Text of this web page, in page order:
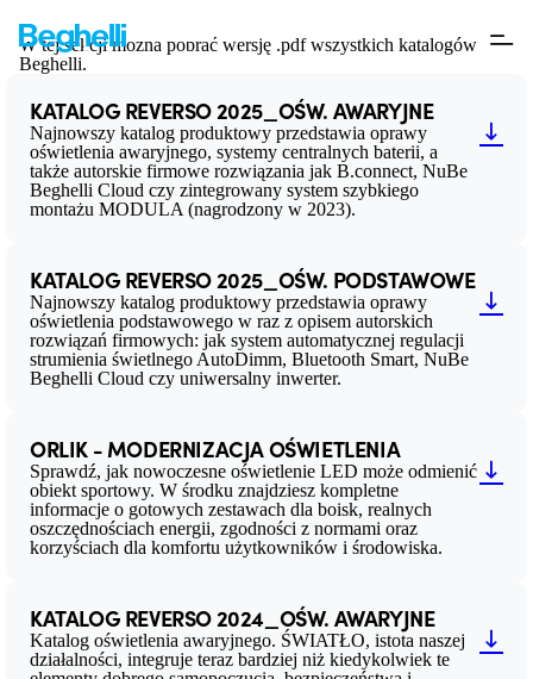
Do pobrania
W tej sekcji można pobrać wersję .pdf wszystkich katalogów
Beghelli.
KATALOG REVERSO 2025_OŚW. AWARYJNE
Najnowszy katalog produktowy przedstawia oprawy
oświetlenia awaryjnego, systemy centralnych baterii, a
także autorskie firmowe rozwiązania jak B.connect, NuBe
Beghelli Cloud czy zintegrowany system szybkiego
montażu MODULA (nagrodzony w 2023).
KATALOG REVERSO 2025_OŚW. PODSTAWOWE
Najnowszy katalog produktowy przedstawia oprawy
oświetlenia podstawowego w raz z opisem autorskich
rozwiązań firmowych: jak system automatycznej regulacji
strumienia świetlnego AutoDimm, Bluetooth Smart, NuBe
Beghelli Cloud czy uniwersalny inwerter.
ORLIK - MODERNIZACJA OŚWIETLENIA
Sprawdź, jak nowoczesne oświetlenie LED może odmienić
obiekt sportowy. W środku znajdziesz kompletne
informacje o gotowych zestawach dla boisk, realnych
oszczędnościach energii, zgodności z normami oraz
korzyściach dla komfortu użytkowników i środowiska.
KATALOG REVERSO 2024_OŚW. AWARYJNE
Katalog oświetlenia awaryjnego. ŚWIATŁO, istota naszej
działalności, integruje teraz bardziej niż kiedykolwiek te